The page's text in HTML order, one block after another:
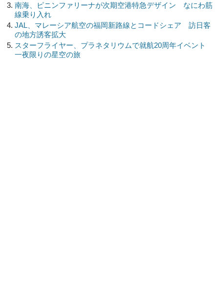
南海、ピニンファリーナが次期空港特急デザイン なにわ筋
線乗り入れ
JAL、マレーシア航空の福岡新路線とコードシェア 訪日客
の地方誘客拡大
スターフライヤー、プラネタリウムで就航20周年イベント
一夜限りの星空の旅